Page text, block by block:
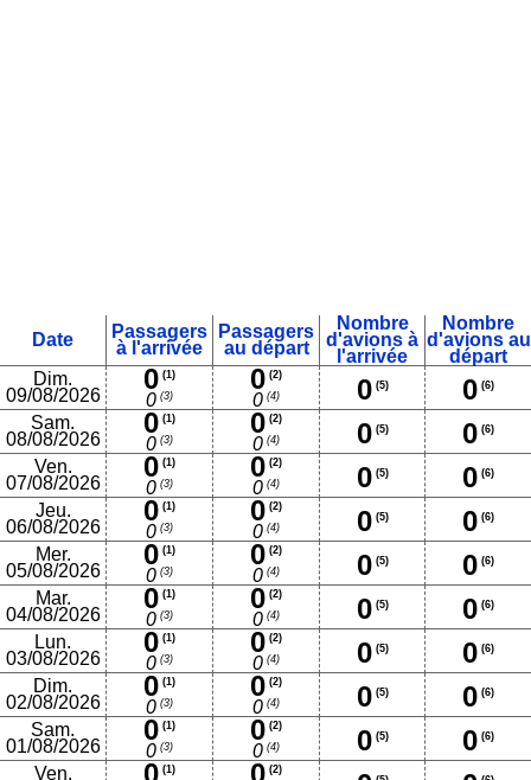
Date
Passagers
à l'arrivée
Passagers
au départ
Nombre
d'avions à
l'arrivée
Nombre
d'avions au
départ
Dim.
09/08/2026
0 (1)
0 (3)
0 (2)
0 (4) 0(5) 0 (6)
Sam.
08/08/2026
0 (1)
0 (3)
0 (2)
0 (4) 0(5) 0 (6)
Ven.
07/08/2026
0 (1)
0 (3)
0 (2)
0 (4) 0(5) 0 (6)
Jeu.
06/08/2026
0 (1)
0 (3)
0 (2)
0 (4) 0(5) 0 (6)
Mer.
05/08/2026
0 (1)
0 (3)
0 (2)
0 (4) 0(5) 0 (6)
Mar.
04/08/2026
0 (1)
0 (3)
0 (2)
0 (4) 0(5) 0 (6)
Lun.
03/08/2026
0 (1)
0 (3)
0 (2)
0 (4) 0(5) 0 (6)
Dim.
02/08/2026
0 (1)
0 (3)
0 (2)
0 (4) 0(5) 0 (6)
Sam.
01/08/2026
0 (1)
0 (3)
0 (2)
0 (4) 0(5) 0 (6)
Ven.
0 (1) 0 (2)